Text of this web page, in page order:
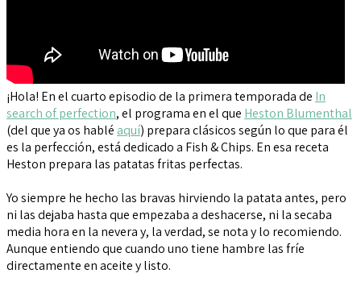
¡Hola! En el cuarto episodio de la primera temporada de In
search of perfection, el programa en el que Heston Blumenthal
(del que ya os hablé aquí) prepara clásicos según lo que para él
es la perfección, está dedicado a Fish & Chips. En esa receta
Heston prepara las patatas fritas perfectas.
Yo siempre he hecho las bravas hirviendo la patata antes, pero
ni las dejaba hasta que empezaba a deshacerse, ni la secaba
media hora en la nevera y, la verdad, se nota y lo recomiendo.
Aunque entiendo que cuando uno tiene hambre las fríe
directamente en aceite y listo.